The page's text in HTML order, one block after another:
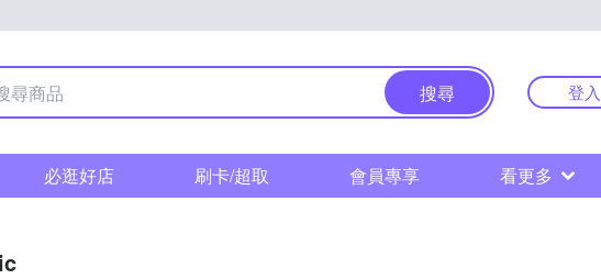
搜尋 登入
必逛好店 刷卡/超取 會員專享 看更多